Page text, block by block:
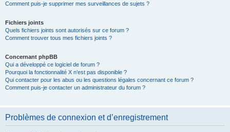
Comment puis-je supprimer mes surveillances de sujets ?
Fichiers joints
Quels fichiers joints sont autorisés sur ce forum ?
Comment trouver tous mes fichiers joints ?
Concernant phpBB
Qui a développé ce logiciel de forum ?
Pourquoi la fonctionnalité X n’est pas disponible ?
Qui contacter pour les abus ou les questions légales concernant ce forum ?
Comment puis-je contacter un administrateur du forum ?
Problèmes de connexion et d’enregistrement